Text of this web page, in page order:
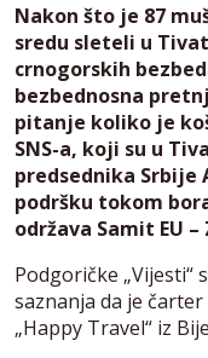
Nakon što je 87
sredu sleteli u
crnogorskih
bezbednosna
pitanje koliko je
SNS-a, koji su u
predsednika Srbije
podršku tokom
održava Samit EU
Podgoričke „Vijesti“
saznanja da je
„Happy Travel“ iz